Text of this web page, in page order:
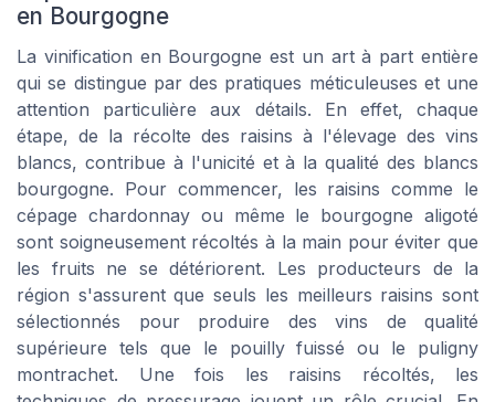
en Bourgogne
La vinification en Bourgogne est un art à part entière
qui se distingue par des pratiques méticuleuses et une
attention particulière aux détails. En effet, chaque
étape, de la récolte des raisins à l'élevage des vins
blancs, contribue à l'unicité et à la qualité des blancs
bourgogne. Pour commencer, les raisins comme le
cépage chardonnay ou même le bourgogne aligoté
sont soigneusement récoltés à la main pour éviter que
les fruits ne se détériorent. Les producteurs de la
région s'assurent que seuls les meilleurs raisins sont
sélectionnés pour produire des vins de qualité
supérieure tels que le pouilly fuissé ou le puligny
montrachet. Une fois les raisins récoltés, les